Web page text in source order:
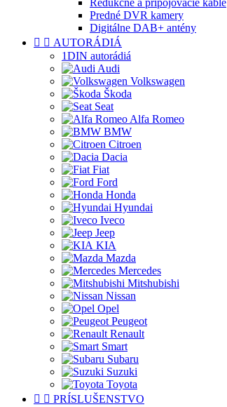
Predné DVR kamery
Digitálne DAB+ antény
  AUTORÁDIÁ
1DIN autorádiá
Audi
Volkswagen
Škoda
Seat
Alfa Romeo
BMW
Citroen
Dacia
Fiat
Ford
Honda
Hyundai
Iveco
Jeep
KIA
Mazda
Mercedes
Mitshubishi
Nissan
Opel
Peugeot
Renault
Smart
Subaru
Suzuki
Toyota
  PRÍSLUŠENSTVO